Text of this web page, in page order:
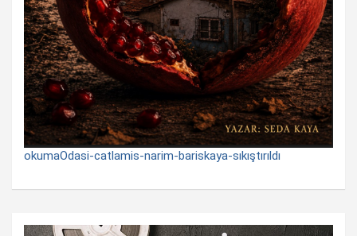
okumaOdasi-catlamis-narim-bariskaya-sıkıştırıldı